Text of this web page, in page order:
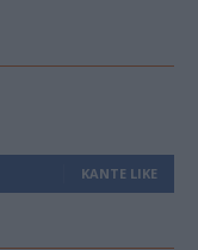
ΚΆΝΤΕ LIKE